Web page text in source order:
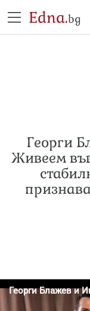
Edna.bg
Георги
Живеем